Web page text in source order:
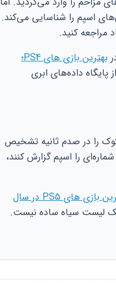
اسپم را شناسایی می‌کند.
مراجعه کنید.
بهترین بازی های PS4؛
داده‌های ابری
را در صدم ثانیه تشخیص
را اسپم گزارش کنند،
بهترین بازی های PS5 در سال
لیست سیاه ساده نیست.